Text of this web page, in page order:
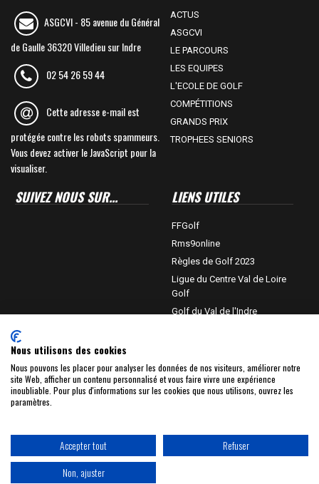
ASGCVI - 85 avenue du Général
de Gaulle 36320 Villedieu sur Indre
02 54 26 59 44
Cette adresse e-mail est
protégée contre les robots spammeurs.
Vous devez activer le JavaScript pour la
visualiser.
ACTUS
ASGCVI
LE PARCOURS
LES EQUIPES
L'ECOLE DE GOLF
COMPÉTITIONS
GRANDS PRIX
TROPHEES SENIORS
SUIVEZ NOUS SUR... LIENS UTILES
FFGolf
Rms9online
Règles de Golf 2023
Ligue du Centre Val de Loire
Golf
Golf du Val de l'Indre
Villedieu sur Indre
Golf Planète
Copyright © 2022 ASGCVI .Mentions légales-Politique de
confidentialité- Réalisation - Hébergement :
Nous utilisons des cookies
Nous pouvons les placer pour analyser les données de nos visiteurs, améliorer notre
site Web, afficher un contenu personnalisé et vous faire vivre une expérience
inoubliable. Pour plus d'informations sur les cookies que nous utilisons, ouvrez les
paramètres.
Accepter tout
Refuser
Non, ajuster